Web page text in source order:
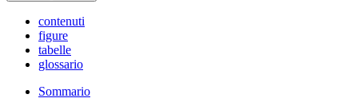
contenuti
figure
tabelle
glossario
Sommario